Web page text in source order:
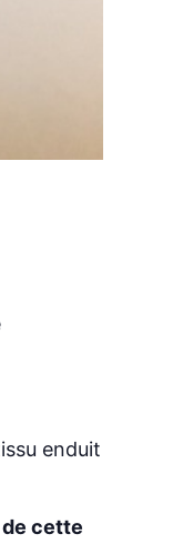
enduit
cette